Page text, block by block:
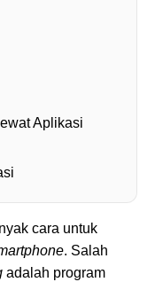
Aplikasi
cara untuk
. Salah
adalah program